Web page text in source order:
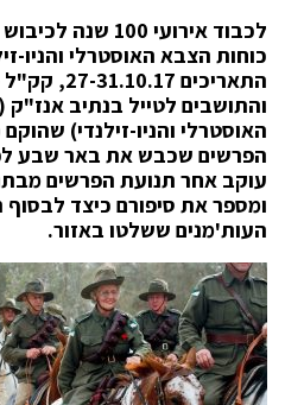
לכבוד אירועי 100
כוחות הצבא האוסטרלי והניו-
התאריכים
והתושבים לטייל בנתיב
האוסטרלי והניו-זילנדי)
עוקב אחר תנועת הפרשים
ומספר את סיפורם כיצד
העות'מנים ששלטו באזור.